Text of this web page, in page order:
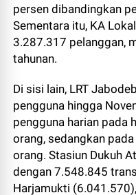
persen dibandingkan
Sementara itu, KA
3.287.317 pelanggan,
tahunan.
Di sisi lain, LRT
pengguna hingga
pengguna harian pada
orang, sedangkan
orang. Stasiun Dukuh
dengan 7.548.845
Harjamukti